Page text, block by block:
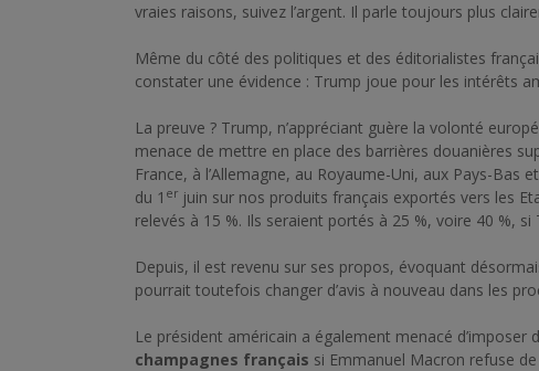
vraies raisons, suivez l’argent. Il parle toujours plus
Même du côté des politiques et des éditorialistes
constater une évidence : Trump joue pour les intérêts
La preuve ? Trump, n’appréciant guère la volonté
menace de mettre en place des barrières douanières
France, à l’Allemagne, au Royaume-Uni, aux Pays-Bas
du 1 er juin sur nos produits français exportés vers les
relevés à 15 %. Ils seraient portés à 25 %, voire 40 %,
Depuis, il est revenu sur ses propos, évoquant
pourrait toutefois changer d’avis à nouveau dans les
Le président américain a également menacé d’imposer
champagnes français si Emmanuel Macron refuse